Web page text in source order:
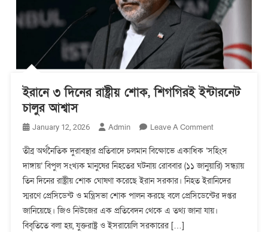
ইরানে ৩ দিনের রাষ্ট্রীয় শোক, শিগগিরই ইন্টারনেট
চালুর আশ্বাস
January 12, 2026 Admin Leave A CommentOn
৩
দিনের
রাষ্ট্রীয়
শোক,
শিগগিরই
তীব্র অর্থনৈতিক দুরাবস্থার প্রতিবাদে চলমান বিক্ষোভে একাধিক ‘সহিংস
দাঙ্গায়’ বিপুল সংখ্যক মানুষের নিহতের ঘটনায় রোববার (১১ জানুয়ারি) সন্ধ্যায়
তিন দিনের রাষ্ট্রীয় শোক ঘোষণা করেছে ইরান সরকার। নিহত ইরানিদের
স্মরণে প্রেসিডেন্ট ও মন্ত্রিসভা শোক পালন করছে বলে প্রেসিডেন্টের দপ্তর
জানিয়েছে। জিও নিউজের এক প্রতিবেদন থেকে এ তথ্য জানা যায়।
বিবৃতিতে বলা হয়, যুক্তরাষ্ট্র ও ইসরায়েলি সরকারের […]